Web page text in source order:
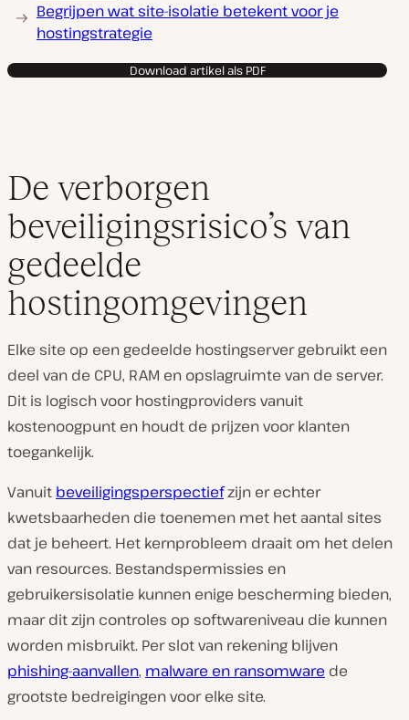
Begrijpen wat site-isolatie betekent voor je
hostingstrategie
Download artikel als PDF
De verborgen
beveiligingsrisico’s van
gedeelde
hostingomgevingen
Elke site op een gedeelde hostingserver gebruikt een
deel van de CPU, RAM en opslagruimte van de server.
Dit is logisch voor hostingproviders vanuit
kostenoogpunt en houdt de prijzen voor klanten
toegankelijk.
Vanuit beveiligingsperspectiefzijn er echter
kwetsbaarheden die toenemen met het aantal sites
dat je beheert. Het kernprobleem draait om het delen
van resources. Bestandspermissies en
gebruikersisolatie kunnen enige bescherming bieden,
maar dit zijn controles op softwareniveau die kunnen
worden misbruikt. Per slot van rekening blijven
phishing-aanvallen, malware en ransomware de
grootste bedreigingen voor elke site.